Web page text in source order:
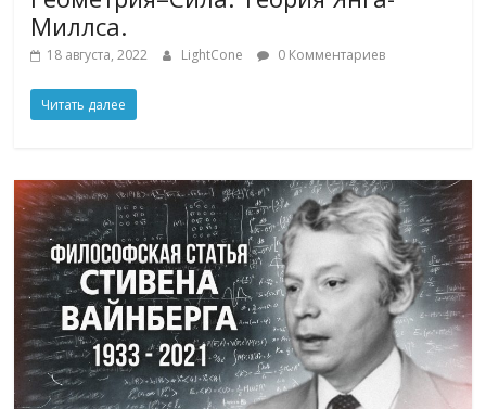
Миллса.
18 августа, 2022 LightCone 0 Комментариев
Читать далее